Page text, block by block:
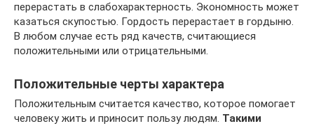
перерастать в слабохарактерность. Экономность может
казаться скупостью. Гордость перерастает в гордыню.
В любом случае есть ряд качеств, считающиеся
положительными или отрицательными.
Положительные черты характера
Положительным считается качество, которое помогает
человеку жить и приносит пользу людям. Такими